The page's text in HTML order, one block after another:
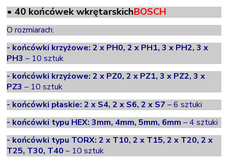
• 40 końcówekwkrętarskichBOSCH
O rozmiarach:
- końcówki krzyżowe: 2 x PH0, 2 x PH1, 3 x PH2, 3 x
PH3– 10 sztuk
- końcówki krzyżowe: 2 x PZ0, 2 x PZ1, 3 x PZ2, 3 x
PZ3– 10 sztuk
- końcówki płaskie: 2 x S4, 2 x S6, 2 x S7– 6 sztuki
- końcówki typu HEX: 3mm, 4mm, 5mm, 6mm– 4 sztuki
- końcówki typu TORX: 2 x T10, 2 x T15, 2 x T20, 2 x
T25, T30, T40– 10 sztuk